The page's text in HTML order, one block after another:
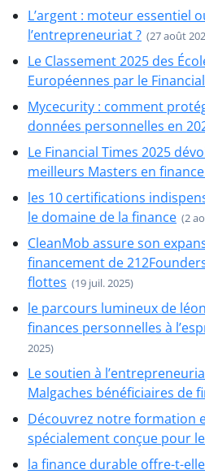
L’argent : moteur essentiel
l’entrepreneuriat ? (27 août
Le Classement 2025 des
Européennes par le
Mycecurity : comment
données personnelles en
Le Financial Times 2025
meilleurs Masters en
les 10 certifications
le domaine de la finance (2
CleanMob assure son
financement de
flottes (19 juil. 2025)
le parcours lumineux de
finances personnelles à
2025)
Le soutien à
Malgaches bénéficiaires de
Découvrez notre formation
spécialement conçue pour
la finance durable offre-t-